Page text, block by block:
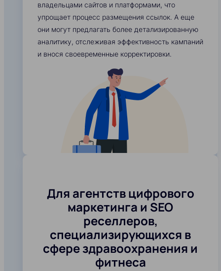
владельцами сайтов и платформами, что
упрощает процесс размещения ссылок. А еще
они могут предлагать более детализированную
аналитику, отслеживая эффективность кампаний
и внося своевременные корректировки.
Для агентств цифрового
маркетинга и SEO
реселлеров,
специализирующихся в
сфере здравоохранения и
фитнеса